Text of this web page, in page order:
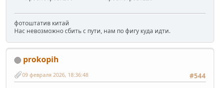
фотоштатив китай
Нас невозможно сбить с пути, нам по фигу куда идти.
prokopih
#544
09 февраля 2026, 18:36:48